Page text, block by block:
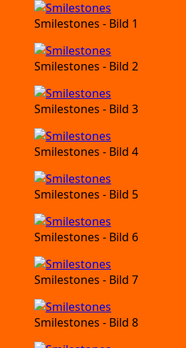
Smi­le­sto­nes - Bild 1
Smi­le­sto­nes - Bild 2
Smi­le­sto­nes - Bild 3
Smi­le­sto­nes - Bild 4
Smi­le­sto­nes - Bild 5
Smi­le­sto­nes - Bild 6
Smi­le­sto­nes - Bild 7
Smi­le­sto­nes - Bild 8